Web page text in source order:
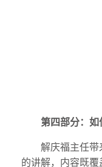
第四部分：如
解庆福主任带
的讲解，内容既